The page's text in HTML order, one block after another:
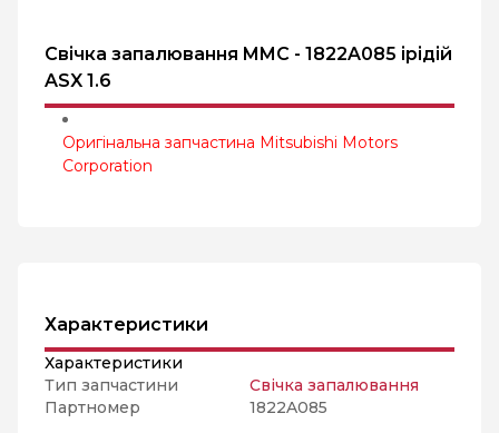
Свічка запалювання MMC - 1822A085 ірідій
ASX 1.6
Оригінальна запчастина Mitsubishi Motors
Corporation
Характеристики
Характеристики
Тип запчастини
Свічка запалювання
Партномер
1822A085